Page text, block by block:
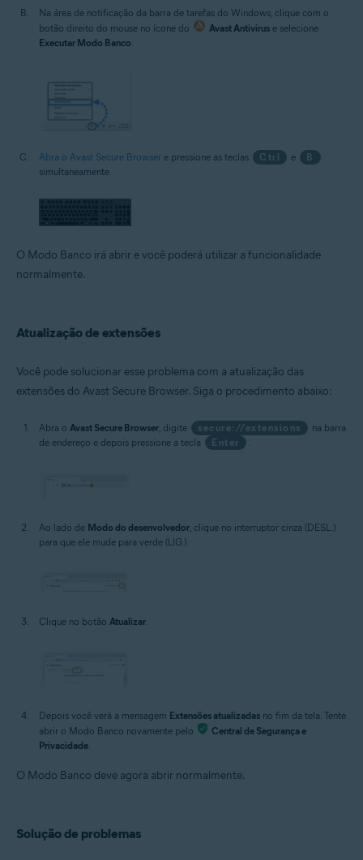
Na área de notificação da barra de tarefas do Windows, clique com o
botão direito do mouse no ícone do
Avast Antivirus e selecione
Executar Modo Banco
Abra o Avast Secure Browser e pressione as teclas Ctrl e
B
simultaneamente.
O Modo Banco irá abrir e você poderá utilizar a funcionalidade
normalmente.
Atualização de extensões
Você pode solucionar esse problema com a atualização das
extensões do Avast Secure Browser. Siga o procedimento abaixo:
Abra o Avast Secure Browser , digite secure://extensions
na barra
de endereço e depois pressione a tecla
Enter
Ao lado de Modo do desenvolvedor, clique no interruptor cinza (DESL.)
para que ele mude para verde (LIG.).
Clique no botão Atualizar.
Depois você verá a mensagem Extensões atualizadas no fim da tela. Tente
abrir o Modo Banco novamente pelo
Central de Segurança e
Privacidade.
O Modo Banco deve agora abrir normalmente.
Solução de problemas